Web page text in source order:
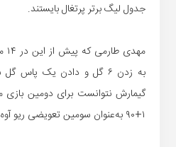
جدول لیگ برتر پرتغال بایستند.
به زدن ۶ گل و دادن یک پاس
گیمارش نتوانست برای دومین بازی
۱+۹۰ به‌عنوان سومین تعویضی ریو آوه از ترکیب تیمش خارج شد.